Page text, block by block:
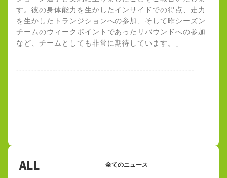
す。彼の身体能力を生かしたインサイドでの得点、走力
を生かしたトランジションへの参加、そして昨シーズン
チームのウィークポイントであったリバウンドへの参加
など、チームとしても非常に期待しています。」
-----------------------------------------------------------
ALL 全てのニュース